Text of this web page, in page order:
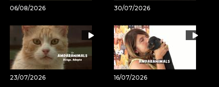
06/08/2026 30/07/2026
23/07/2026 16/07/2026